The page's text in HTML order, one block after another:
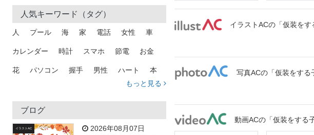
人気キーワード（タグ）
人 プール 海 家 電話 女性 車
カレンダー 時計 スマホ 節電 お金
花 パソコン 握手 男性 ハート 本
トラック 木
吹き出し
飛行機 グラフ ビル 魚 家族 書類
もっと見る
ブログ
イラストAC 2026年08月07日
イラストACの「仮装を
写真ACの「仮装をす
動画ACの「仮装をす